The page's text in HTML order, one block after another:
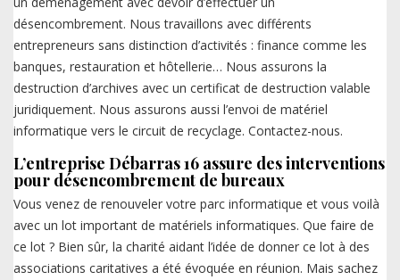
désencombrement. Nous travaillons avec différents
entrepreneurs sans distinction d’activités : finance comme les
banques, restauration et hôtellerie… Nous assurons la
destruction d’archives avec un certificat de destruction valable
juridiquement. Nous assurons aussi l’envoi de matériel
informatique vers le circuit de recyclage. Contactez-nous.
L’entreprise Débarras 16 assure des interventions
pour désencombrement de bureaux
Vous venez de renouveler votre parc informatique et vous voilà
avec un lot important de matériels informatiques. Que faire de
ce lot ? Bien sûr, la charité aidant l’idée de donner ce lot à des
associations caritatives a été évoquée en réunion. Mais sachez